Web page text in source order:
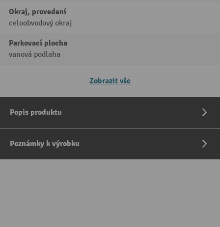
Okraj, provedení
celoobvodový okraj
Parkovací plocha
vanová podlaha
Zobrazit vše
Popis produktu
Poznámky k výrobku